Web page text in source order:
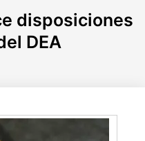
disposiciones
DEA